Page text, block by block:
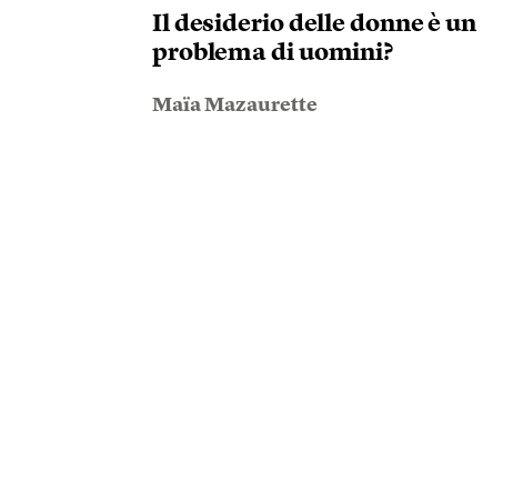
Il desiderio delle donne è un
problema di uomini?
Maïa Mazaurette